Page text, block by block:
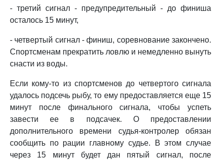
- третий сигнал - предупредительный - до финиша
осталось 15 минут,
- четвертый сигнал - финиш, соревнование закончено.
Спортсменам прекратить ловлю и немедленно вынуть
снасти из воды.
Если кому-то из спортсменов до четвертого сигнала
удалось подсечь рыбу, то ему предоставляется еще 15
минут после финального сигнала, чтобы успеть
завести ее в подсачек. О предоставлении
дополнительного времени судья-контролер обязан
сообщить по рации главному судье. В этом случае
через 15 минут будет дан пятый сигнал, после